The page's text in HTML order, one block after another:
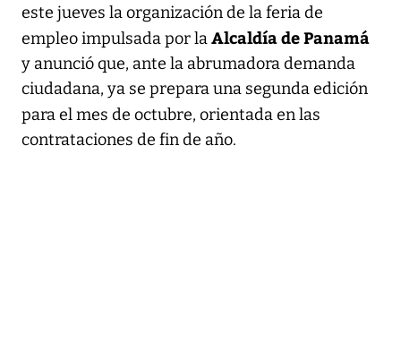
este jueves la organización de la feria de
empleo impulsada por laAlcaldía de Panamá
y anunció que, ante la abrumadora demanda
ciudadana, ya se prepara una segunda edición
para el mes de octubre, orientada en las
contrataciones de fin de año.